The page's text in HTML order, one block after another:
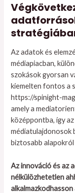
Az adatok és
médiapiacban,
szokások gyorsan
kiemelten fontos a
https://spinight-
amely a
középpontba, így
médiatulajdonosok
biztosabb
Az innováció és az
nélkülözhetetlen